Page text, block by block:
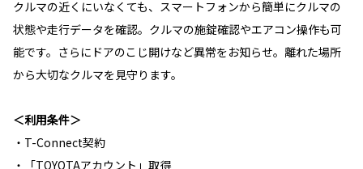
クルマの近くにいなくても、スマートフォンから簡単にクルマの
状態や走行データを確認。クルマの施錠確認やエアコン操作も可
能です。さらにドアのこじ開けなど異常をお知らせ。離れた場所
から大切なクルマを見守ります。
＜利用条件＞
・T-Connect契約
・「TOYOTAアカウント」取得